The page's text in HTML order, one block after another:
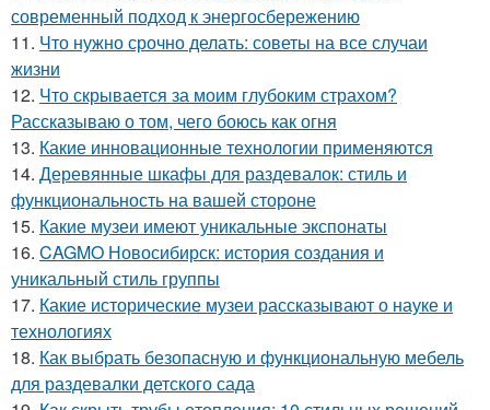
современный подход к энергосбережению
11. Что нужно срочно делать: советы на все случаи
жизни
12. Что скрывается за моим глубоким страхом?
Рассказываю о том, чего боюсь как огня
13. Какие инновационные технологии применяются
14. Деревянные шкафы для раздевалок: стиль и
функциональность на вашей стороне
15. Какие музеи имеют уникальные экспонаты
16. CAGMO Новосибирск: история создания и
уникальный стиль группы
17. Какие исторические музеи рассказывают о науке и
технологиях
18. Как выбрать безопасную и функциональную мебель
для раздевалки детского сада